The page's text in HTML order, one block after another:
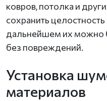
ковров, потолка и
сохранить
дальнейшем их можно
без повреждений.
Установка
материалов